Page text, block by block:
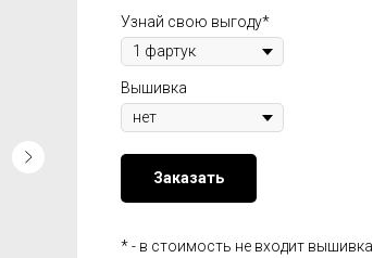
Узнай свою выгоду*
Вышивка
Заказать
* - в стоимость не входит